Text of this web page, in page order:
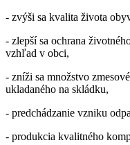
- zvýši sa kvalita života
- zlepší sa ochrana
vzhľad v obci,
- zníži sa množstvo
ukladaného na skládku,
- predchádzanie vzniku
- produkcia kvalitného